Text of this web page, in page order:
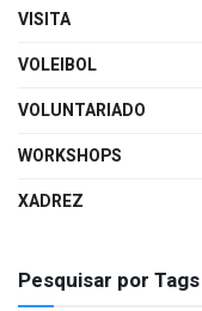
VISITA
VOLEIBOL
VOLUNTARIADO
WORKSHOPS
XADREZ
Pesquisar por Tags